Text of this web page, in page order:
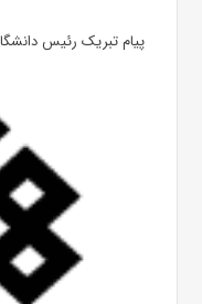
پیام تبریک رئیس